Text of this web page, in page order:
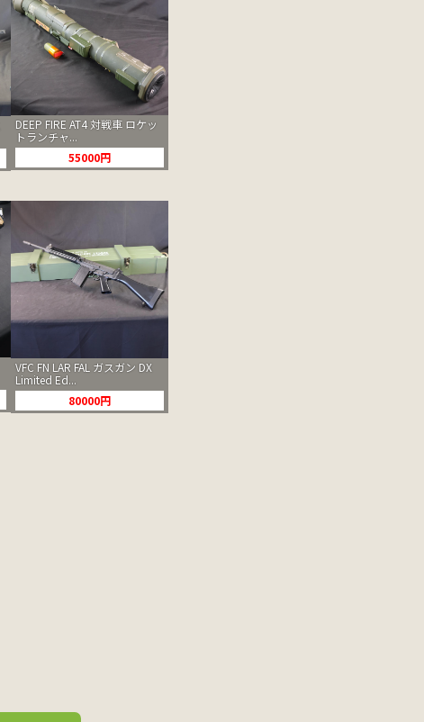
DEEP FIRE AT4 対戦車 ロケッ
トランチャ...
55000円
VFC FN LAR FAL ガスガン DX
Limited Ed...
80000円